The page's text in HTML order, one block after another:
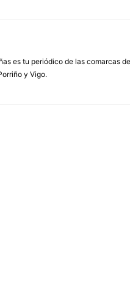
es tu periódico de las comarcas
y Vigo.